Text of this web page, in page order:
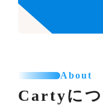
About
Cartyにつ